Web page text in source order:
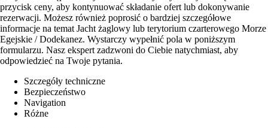
przycisk ceny, aby kontynuować składanie ofert lub dokonywanie
rezerwacji. Możesz również poprosić o bardziej szczegółowe
informacje na temat Jacht żaglowy lub terytorium czarterowego Morze
Egejskie / Dodekanez. Wystarczy wypełnić pola w poniższym
formularzu. Nasz ekspert zadzwoni do Ciebie natychmiast, aby
odpowiedzieć na Twoje pytania.
Szczegóły techniczne
Bezpieczeństwo
Navigation
Różne